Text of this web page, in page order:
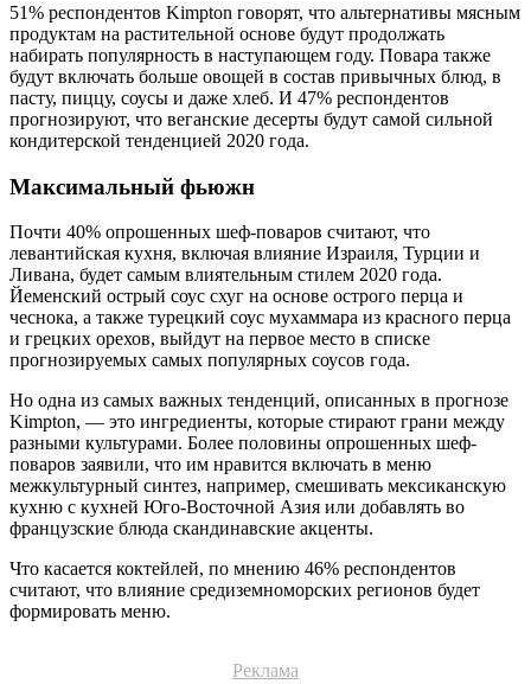
51% респондентов Kimpton говорят, что альтернативы мясным
продуктам на растительной основе будут продолжать
набирать популярность в наступающем году. Повара также
будут включать больше овощей в состав привычных блюд, в
пасту, пиццу, соусы и даже хлеб. И 47% респондентов
прогнозируют, что веганские десерты будут самой сильной
кондитерской тенденцией 2020 года.
Максимальный фьюжн
Почти 40% опрошенных шеф-поваров считают, что
левантийская кухня, включая влияние Израиля, Турции и
Ливана, будет самым влиятельным стилем 2020 года.
Йеменский острый соус схуг на основе острого перца и
чеснока, а также турецкий соус мухаммара из красного перца
и грецких орехов, выйдут на первое место в списке
прогнозируемых самых популярных соусов года.
Но одна из самых важных тенденций, описанных в прогнозе
Kimpton, — это ингредиенты, которые стирают грани между
разными культурами. Более половины опрошенных шеф-
поваров заявили, что им нравится включать в меню
межкультурный синтез, например, смешивать мексиканскую
кухню с кухней Юго-Восточной Азия или добавлять во
французские блюда скандинавские акценты.
Что касается коктейлей, по мнению 46% респондентов
считают, что влияние средиземноморских регионов будет
формировать меню.
Реклама